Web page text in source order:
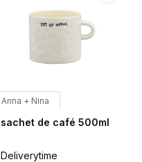
Anna + Nina
sachet de café 500ml
Deliverytime